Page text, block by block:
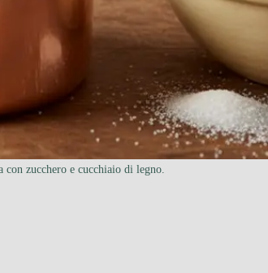
zucchero e cucchiaio di legno.